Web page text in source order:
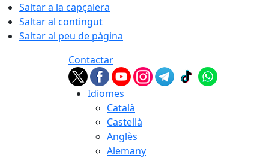
Saltar a la capçalera
Saltar al contingut
Saltar al peu de pàgina
Contactar
Idiomes
Català
Castellà
Anglès
Alemany